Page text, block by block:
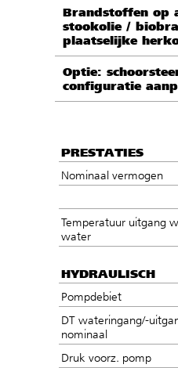
Brandstoffen op
stookolie /
plaatselijke
Optie:
configuratie
PRESTATIES
Nominaal vermogen
Temperatuur uitgang
water
HYDRAULISCH
Pompdebiet
DT wateringang/-
nominaal
Druk voorz. pomp